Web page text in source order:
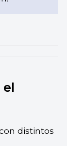
el
distintos